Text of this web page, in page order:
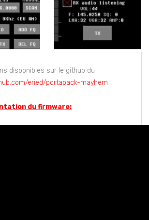
disponibles sur le github du
eried/portapack-mayhem
du firmware: